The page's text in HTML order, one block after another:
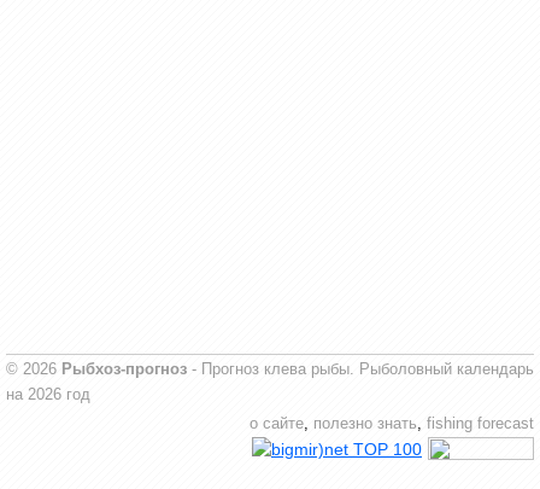
© 2026 Рыбхоз-прогноз - Прогноз клева рыбы. Рыболовный календарь
на 2026 год
о сайте, полезно знать, fishing forecast